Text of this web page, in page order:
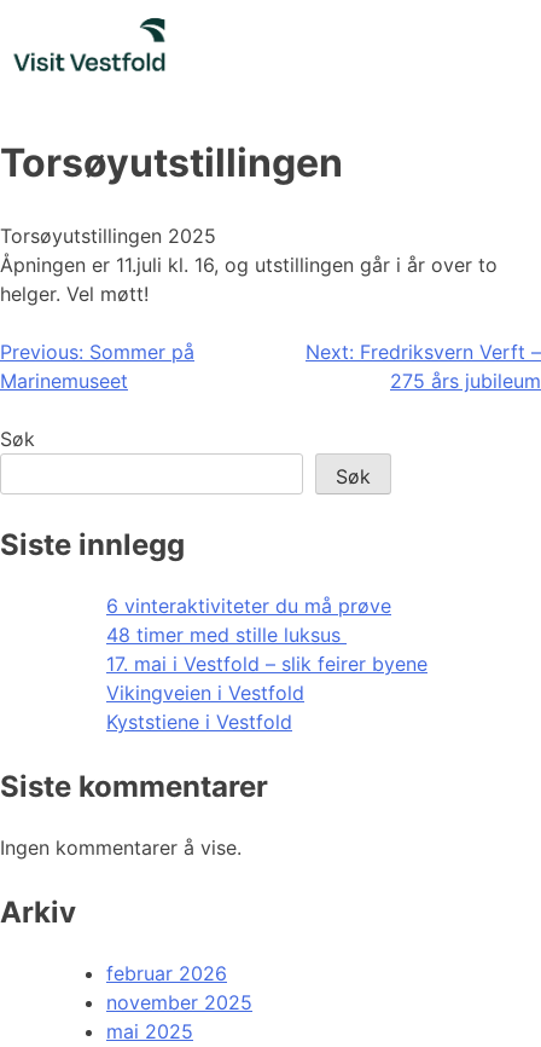
content
Torsøyutstillingen
Torsøyutstillingen 2025
Åpningen er 11.juli kl. 16, og utstillingen går i år over to
helger. Vel møtt!
Innleggsnavigasjon
Previous: Sommer på
Marinemuseet
Next: Fredriksvern Verft –
275 års jubileum
Søk
Søk
Siste innlegg
6 vinteraktiviteter du må prøve
48 timer med stille luksus
17. mai i Vestfold – slik feirer byene
Vikingveien i Vestfold
Kyststiene i Vestfold
Siste kommentarer
Ingen kommentarer å vise.
Arkiv
februar 2026
november 2025
mai 2025